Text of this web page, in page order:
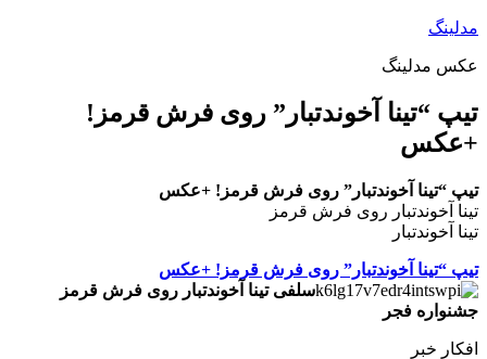
پرش
محتوا
مدلینگ
عکس مدلینگ
تیپ “تینا آخوندتبار” روی فرش قرمز!
+عکس
تیپ “تینا آخوندتبار” روی فرش قرمز! +عکس
تینا آخوندتبار روی فرش قرمز
تینا آخوندتبار
تیپ “تینا آخوندتبار” روی فرش قرمز! +عکس
سلفی تینا آخوندتبار روی فرش قرمز
جشنواره فجر
افکار خبر